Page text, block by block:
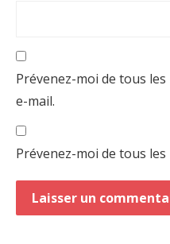
Prévenez-moi de tous
e-mail.
Prévenez-moi de tous